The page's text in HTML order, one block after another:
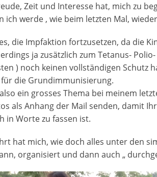
Zeit und Interesse hat, mich zu
ich werde , wie beim letzten Mal,
die Impfaktion fortzusetzen, da die
ja zusätzlich zum Tetanus-
) noch keinen vollständigen Schutz
die Grundimmunisierung.
ein grosses Thema bei meinem
als Anhang der Mail senden, damit
in Worte zu fassen ist.
hat mich, wie doch alles unter den
organisiert und dann auch „